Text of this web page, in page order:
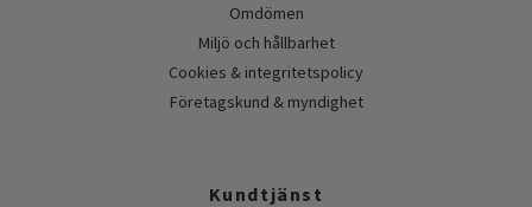
Omdömen
Miljö och hållbarhet
Cookies & integritetspolicy
Företagskund & myndighet
Kundtjänst